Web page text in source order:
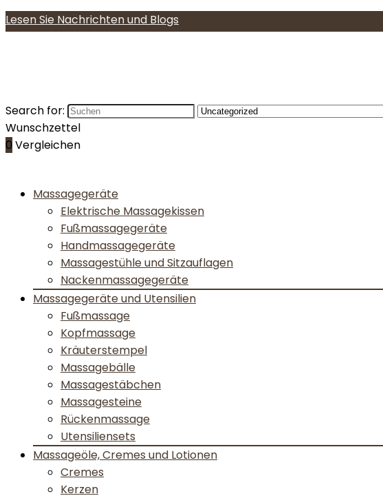
Lesen Sie Nachrichten und Blogs
Search for:
Wunschzettel
0 Vergleichen
Massagegeräte
Elektrische Massagekissen
Fußmassagegeräte
Handmassagegeräte
Massagestühle und Sitzauflagen
Nackenmassagegeräte
Massagegeräte und Utensilien
Fußmassage
Kopfmassage
Kräuterstempel
Massagebälle
Massagestäbchen
Massagesteine
Rückenmassage
Utensiliensets
Massageöle, Cremes und Lotionen
Cremes
Kerzen